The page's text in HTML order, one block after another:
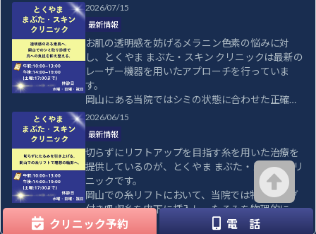
クリニック予約 電 話
2026/07/15
最新情報
お肌の透明感を妨げるメラニン色素の悩みに対
し、とくやま まぶた・スキン クリニックは最新の
レーザー機器を用いたアプローチを行っていま
す。
岡山にある当院ではシミの状態に合わせた正確な
診断と最適なレーザー波長の選択で、肌への負担
を抑えつつ効率的に色素を分解するシミ取り治療
を行うことが可能です。
そばかすや後天性真皮メラノサイトーシスなど、
肌トラブルに対して専門的な知見から最適な治療
を提示いたします。
お肌のトーンを明るく整えることで、毎日のメイ
クもより楽しくなるはずです。
健やかな素肌を作るために、当院へご相談くださ
2026/06/15
最新情報
切らずにリフトアップを目指す糸を用いた治療を
提供しているのが、とくやま まぶた・スキン クリ
ニックです。
岡山での糸リフトにおいて、当院では特殊なコグ
付き吸収糸を皮下に挿入し、たるみを物理的に引
き上げることで、シャープなフェイスラインを作